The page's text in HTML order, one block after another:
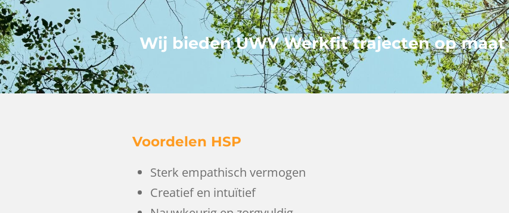
Wij bieden UWV Werkfit trajecten op maat
Voordelen HSP
Sterk empathisch vermogen
Creatief en intuïtief